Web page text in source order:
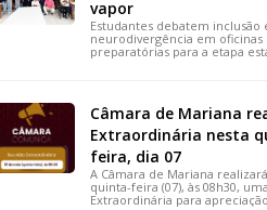
vapor
Estudantes debatem inclusão
neurodivergência em oficinas
preparatórias para a etapa
Câmara de Mariana
Extraordinária nesta
feira, dia 07
A Câmara de Mariana
quinta-feira (07), às 08h30,
Extraordinária para